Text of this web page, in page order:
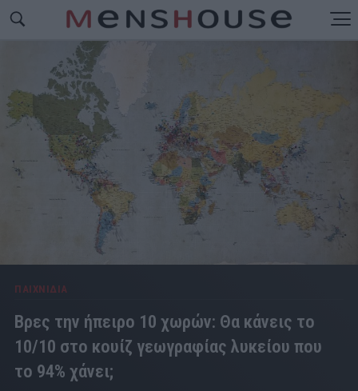
ΠΑΙΧΝΙΔΙΑ
Βρες την ήπειρο 10 χωρών: Θα κάνεις το
10/10 στο κουίζ γεωγραφίας λυκείου που
το 94% χάνει;